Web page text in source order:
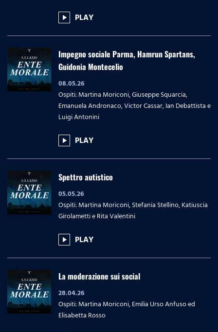
play_arrow PLAY
Impegno sociale Parma, Hamrun Spartans,
Guidonia Montecelio
08.05.26
Ospiti: Martina Moriconi, Giuseppe Squarcia,
Emanuela Andronaco, Victor Cassar, Ian Debattista e
Luigi Antonini
play_arrow PLAY
Spettro autistico
05.05.26
Ospiti: Martina Moriconi, Stefania Stellino, Katiuscia
Girolametti e Rita Valentini
play_arrow PLAY
La moderazione sui social
28.04.26
Ospiti: Martina Moriconi, Emilia Urso Anfuso ed
Elisabetta Rosso